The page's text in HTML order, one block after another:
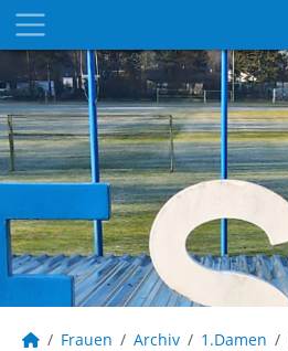
Frauen Archiv 1.Damen